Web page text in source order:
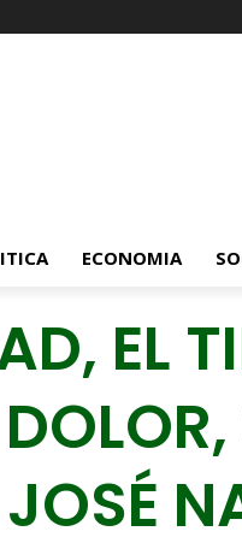
ECONOMIA
EL